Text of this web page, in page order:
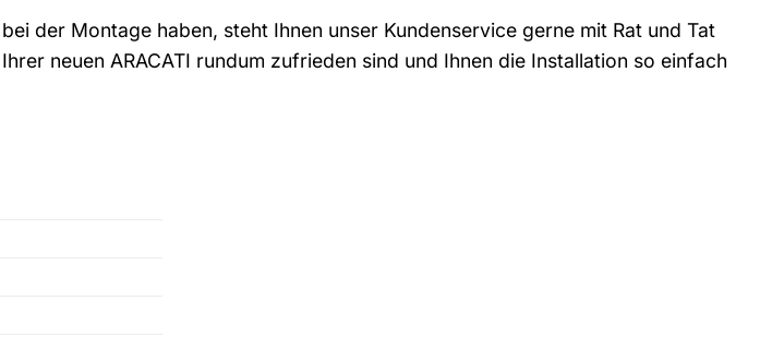
der Montage haben, steht Ihnen unser Kundenservice gerne mit Rat und Tat
neuen ARACATI rundum zufrieden sind und Ihnen die Installation so einfach